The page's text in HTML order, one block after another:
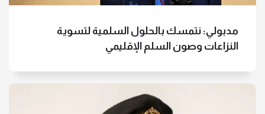
مدبولي: نتمسك بالحلول السلمية لتسوية
النزاعات وصون السلم الإقليمي